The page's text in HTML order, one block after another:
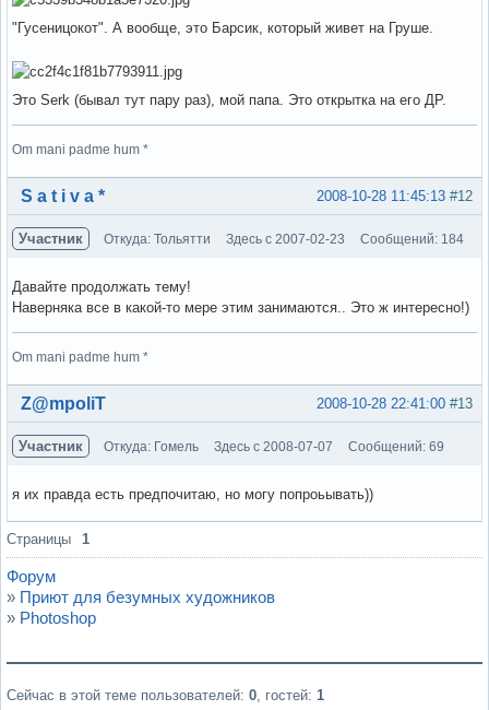
"Гусеницокот". А вообще, это Барсик, который живет на Груше.
Это Serk (бывал тут пару раз), мой папа. Это открытка на его ДР.
Om mani padme hum *
Вне форума #12
2008-10-28 11:45:13
S a t i v a *
Участник Откуда: Тольятти Здесь с 2007-02-23 Сообщений: 184
Давайте продолжать тему!
Наверняка все в какой-то мере этим занимаются.. Это ж интересно!)
Om mani padme hum *
Вне форума #13
2008-10-28 22:41:00
Z@mpoliT
Участник Откуда: Гомель Здесь с 2008-07-07 Сообщений: 69
я их правда есть предпочитаю, но могу попроьывать))
Вне форума
Страницы 1
Форум
» Приют для безумных художников
» Photoshop
Сейчас в этой теме пользователей: 0, гостей: 1